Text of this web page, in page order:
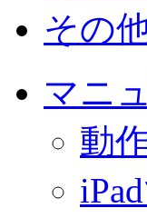
その
マニ
動